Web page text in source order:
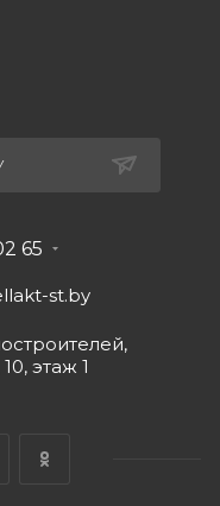
65
st.by
этаж 1